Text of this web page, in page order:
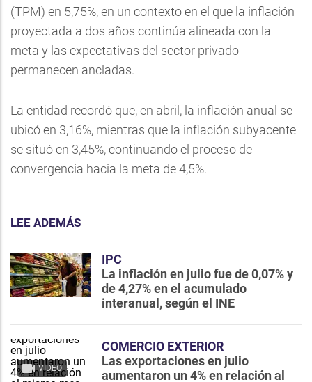
(TPM) en 5,75%, en un contexto en el que la inflación
proyectada a dos años continúa alineada con la
meta y las expectativas del sector privado
permanecen ancladas.
La entidad recordó que, en abril, la inflación anual se
ubicó en 3,16%, mientras que la inflación subyacente
se situó en 3,45%, continuando el proceso de
convergencia hacia la meta de 4,5%.
LEE ADEMÁS
IPC
La inflación en julio fue de 0,07% y
de 4,27% en el acumulado
interanual, según el INE
VIDEO
COMERCIO EXTERIOR
Las exportaciones en julio
aumentaron un 4% en relación al